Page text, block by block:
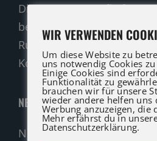
Die ATG LIFT Profis für
beraten Sie gerne.
Rufen Sie an oder nutzen
Kontaktformular für eine
NEUMASCHINEN
Neumaschinen Übersicht
WIR VERWENDEN
Um diese Website zu
uns notwendig Cookies
Einige Cookies sind
Funktionalität zu
brauchen wir für unsere
wieder andere helfen uns
Werbung anzuzeigen, die
Mehr erfährst du in
Datenschutzerklärung.